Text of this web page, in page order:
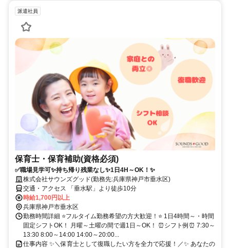
派遣社員
保育士・保育補助(資格必須)
✅職場見学可✨持ち帰り残業なし✨1日4H～OK！✨
株式会社サウンズグッド(勤務先:兵庫県神戸市垂水区)
交通・アクセス 「垂水駅」より徒歩10分
時給1,700円以上
兵庫県神戸市垂水区
勤務時間詳細 ⭐フルタイム勤務希望の方大歓迎！⭐ 1日4時間～・時間
固定シフトOK！ 月曜～土曜の間で週1日～OK！ ⏰シフト例⏰ 7:30～
13:30 8:00～14:00 14:00～20:00...
仕事内容 ✨＼保育士として復職したい方を全力で応援！／✨ あなたの